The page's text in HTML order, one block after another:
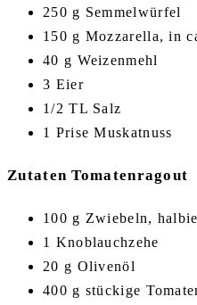
250 g Semmelwürfel
150 g Mozzarella, in
40 g Weizenmehl
3 Eier
1/2 TL Salz
1 Prise Muskatnuss
Zutaten Tomatenragout
100 g Zwiebeln,
1 Knoblauchzehe
20 g Olivenöl
400 g stückige